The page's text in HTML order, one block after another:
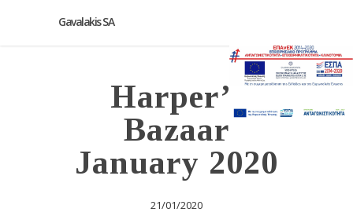
Gavalakis SA
Harper’s
Bazaar
January 2020
21/01/2020